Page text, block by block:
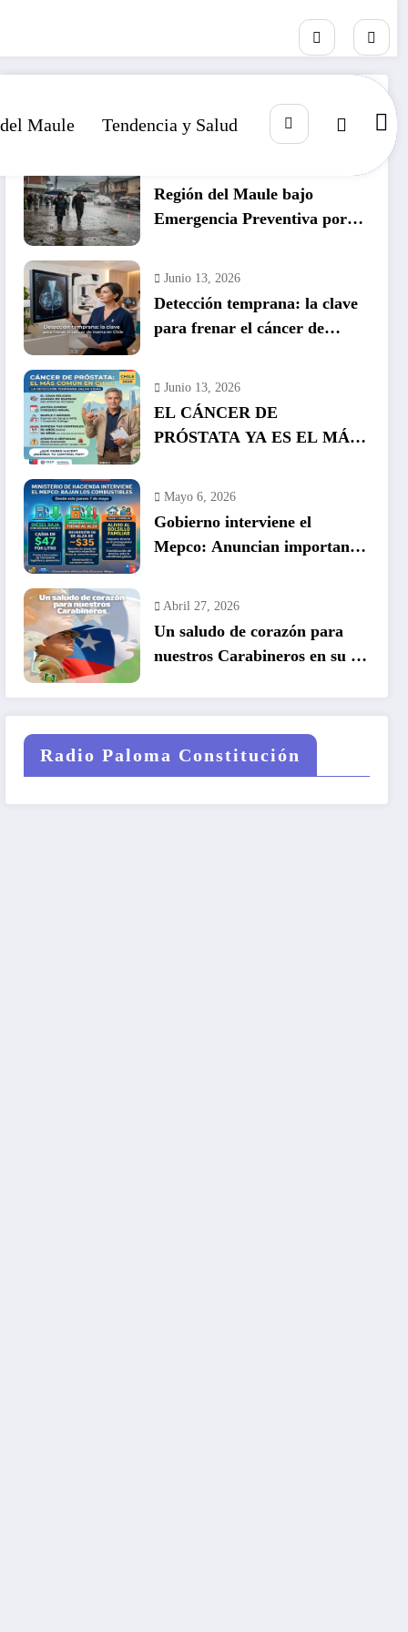
Maule Tendencia y Salud
COMENTARIO
Región del Maule bajo
Emergencia Preventiva por
Junio 13, 2026
Detección temprana: la clave
para frenar el cáncer de
Junio 13, 2026
EL CÁNCER DE
PRÓSTATA YA ES EL MÁS
TEMPRANA SALVA VIDAS
Mayo 6, 2026
Gobierno interviene el
Mepco: Anuncian importante
Abril 27, 2026
Un saludo de corazón para
nuestros Carabineros en su 99
Radio Paloma Constitución